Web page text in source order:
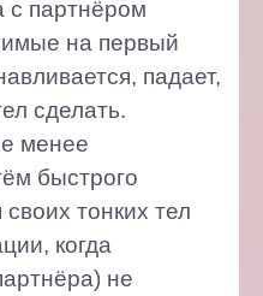
с партнёром
на первый
падает,
сделать.
менее
быстрого
тонких тел
когда
не